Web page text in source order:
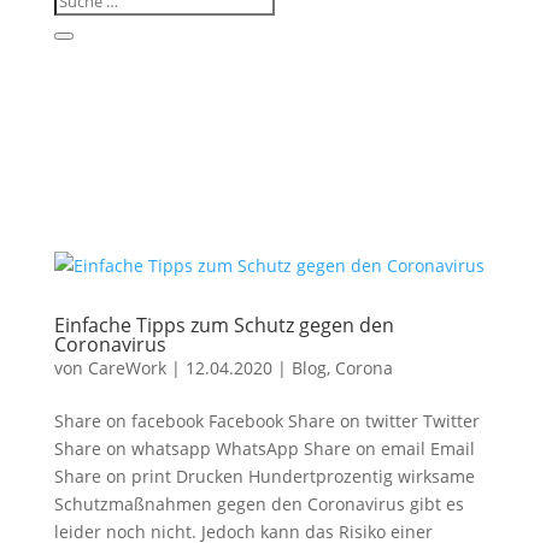
Einfache Tipps zum Schutz gegen den
Coronavirus
von CareWork| 12.04.2020| Blog, Corona
Share on facebook Facebook Share on twitter Twitter
Share on whatsapp WhatsApp Share on email Email
Share on print Drucken Hundertprozentig wirksame
Schutzmaßnahmen gegen den Coronavirus gibt es
leider noch nicht. Jedoch kann das Risiko einer